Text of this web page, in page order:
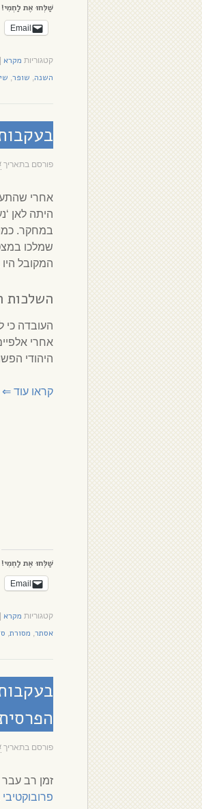
שַׁלְּחוּ אֶת לַחְמִי!
Email
קטגוריות מקרא
השנה, שופר,
בעקבות
פורסם בתאריך
אחרי
במחקר.
שמלכו
המקובל
השלכות
העובדה כי
אחרי
היהודי
קראו עוד ⇐
שַׁלְּחוּ אֶת לַחְמִי!
Email
קטגוריות מקרא
אסתר, מסורת,
פורסם בתאריך
זמן רב
פרובוקטיבי